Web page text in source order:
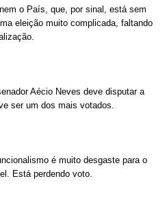
o País, que, por sinal, está sem
eleição muito complicada, faltando
Aécio Neves deve disputar a
ser um dos mais votados.
é muito desgaste para o
Está perdendo voto.